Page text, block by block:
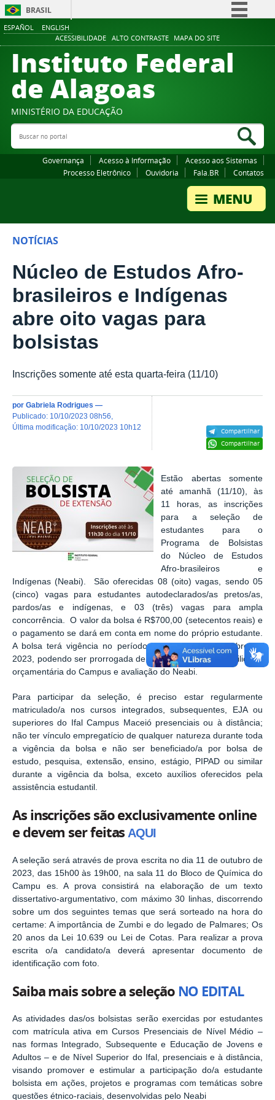
ESPAÑOL ENGLISH
ACESSIBILIDADE ALTO CONTRASTE MAPA DO SITE
BRASIL
Comunica BR
Participe
Canais
Instituto Federal
de Alagoas
MINISTÉRIO DA EDUCAÇÃO
Buscar no portal
Governança Acesso à Informação
Acesso aos Sistemas
Processo Eletrônico
Ouvidoria Fala.BR Contatos
NOTÍCIAS
Núcleo de Estudos Afro-
brasileiros e Indígenas
abre oito vagas para
bolsistas
Inscrições somente até esta quarta-feira (11/10)
Compartilhar
Compartilhar
por Gabriela Rodrigues —
publicado: 10/10/2023 08h56
última modificação: 10/10/2023 10h12
Estão abertas somente
até amanhã (11/10), às
11 horas, as inscrições
para a seleção de
estudantes para o
Programa de Bolsistas
do Núcleo de Estudos
Afro-brasileiros e
Indígenas (Neabi). São oferecidas 08 (oito) vagas, sendo 05
(cinco) vagas para estudantes autodeclarados/as pretos/as,
pardos/as e indígenas, e 03 (três) vagas para ampla
concorrência. O valor da bolsa é R$700,00 (setecentos reais) e
o pagamento se dará em conta em nome do próprio estudante.
A bolsa terá vigência no período de outubro a dezembro de
2023, podendo ser prorrogada de acordo com a disponibilidade
orçamentária do Campus e avaliação do Neabi.
Para participar da seleção, é preciso estar regularmente
matriculado/a nos cursos integrados, subsequentes, EJA ou
superiores do Ifal Campus Maceió presenciais ou à distância;
não ter vínculo empregatício de qualquer natureza durante toda
a vigência da bolsa e não ser beneficiado/a por bolsa de
estudo, pesquisa, extensão, ensino, estágio, PIPAD ou similar
durante a vigência da bolsa, exceto auxílios oferecidos pela
assistência estudantil.
As inscrições são exclusivamente online
e devem ser feitasAQUI
A seleção será através de prova escrita no dia 11 de outubro de
2023, das 15h00 às 19h00, na sala 11 do Bloco de Química do
Campu es. A prova consistirá na elaboração de um texto
dissertativo-argumentativo, com máximo 30 linhas, discorrendo
sobre um dos seguintes temas que será sorteado na hora do
certame: A importância de Zumbi e do legado de Palmares; Os
20 anos da Lei 10.639 ou Lei de Cotas. Para realizar a prova
escrita o/a candidato/a deverá apresentar documento de
identificação com foto.
Saiba mais sobre a seleção NO EDITAL
As atividades das/os bolsistas serão exercidas por estudantes
com matrícula ativa em Cursos Presenciais de Nível Médio –
nas formas Integrado, Subsequente e Educação de Jovens e
Adultos – e de Nível Superior do Ifal, presenciais e à distância,
visando promover e estimular a participação do/a estudante
bolsista em ações, projetos e programas com temáticas sobre
questões étnico-raciais, desenvolvidas pelo Neabi